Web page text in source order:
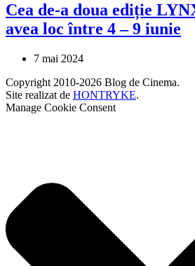
Cea de-a doua ediție
avea loc între 4 – 9 iunie
7 mai 2024
Copyright 2010-2026 Blog de Cinema.
Site realizat de HONTRYKE.
Manage Cookie Consent